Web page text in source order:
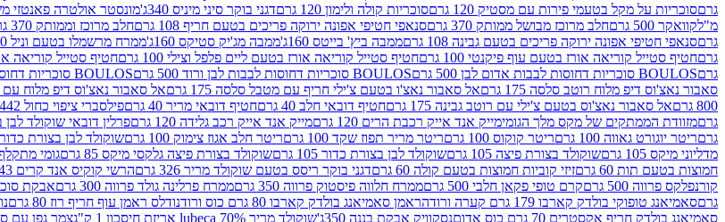
גרםסוכריות על מקל בטעמי פירות עם מסטיק 120 גרם סוכריות קולה ולימון 120 גרם דגני בוקר סיני מיניס 340ג' מונסטר אולטרה פאנטזי
מ"לקוואקר 500 גרם חלב מרוכז מבושל ממותק 370 גרם סנאפי חטיפי אפונה ירוקה פריכים בטעם חריף 108 גרם חלב מרוכז וממותק 370 גרם
גרםסנאפי חטיפי אפונה ירוקה פריכים בטעם גבינה 108 גרם ממבה ביץ' בייטס 160ג' ממבה מג'יק סטיקס 160ג' ממרח מרשמלו בטעם וניל 150 גרם
גרםחטיף סטייל קוריאה אורז בטעם עוף פיקנטי 100 גרם חטיף סטייל קוריאה אורז בטעם ליים פלפל וצילי 100 גרם חטיף סטייל קוריאה
גרםBOULOS סוכריות דחוסות לבבות אדום לבן 500 גרם BOULOS סוכריות דחוסות לבבות לבן ורוד 500 גרם BOULOS סוכריות דחוסות לבבות כחול לבן 500 גרם
סאבור נאצ'וס דיפ מלוח רוטב סלסה 175 גרם
אל סאבור נאצ'ו בטעם צ'ילי חריף עם מטבל סלסה 175 גרם אל סאבור נאצ'וס דיפ מלוח עם מטבל
800 גרם
אל סאבור נאצ'וס בטעם צ'ילי עם רוטב גבינה 175 גרם חטיף דובאי חלב 40 גרם חטיף דובאי מריר 40 גרם פילסברי ציפוי כחול 442 גרם
גרםמזוודת הממתקים של מקס מלך הגומימייק אנד אייק רכבת הרים 120 גרם מייק אנד אייק רכב גלידה 120 גרם פרלין דובאי שוקולד לבן
גרםריטר יוגורט גאווה 100 גרם ריטר קוקוס 100 גרם ריטר מריר תפוז שקד 100 גרם ריטר חלב אגוז צימוק 100 גרם שוקולד לבן בצורת כדור 44 גרם
מדליוני מיקס 105 גרם
שוקולד בצורת פיצה 105 גרם שוקולד לבן בצורת כדור 105 גרם שוקולד בצורת פיצה גלקסי מיקס 85 גרם גומי מתקלף
חמוצות בטעם תות 60 גרם
זיזי קוביות חמוצות בטעם קולה 60 גרם דגני בוקר ריסס בטעם שוקולד מריר 326 גרם הרשי קוקיס אנד קרים 43 גרם
קורנפלקס פרווה 500 גרם
קרם טופי פקאן חלבי 500 גרם ממרח חלווה פיסטוק פרווה 350 גרם ממרח פרלינה גולד פרווה 300 גרם אבקת סוכר
גרםסאמיאנג טופוקי בולדק קארבו 179 גרם קערה ורודה ראמן סאמיאנג בולדק קארבו 80 גרם כוס ורוד נודלס ראמן עוף חריף רוז 80 גרם
סאמיאנג בולדק חריף אקסטרים 70 גרם כוס אדום
נסקוויק אבקת בננה 350ג' שוקולד מריר 70% lubeca אריזת חיסכון 1 ק"ג צמר גפן עם